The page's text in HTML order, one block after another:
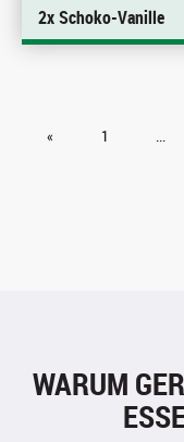
2x Schoko-Vanille
« 1 ...
WARUM